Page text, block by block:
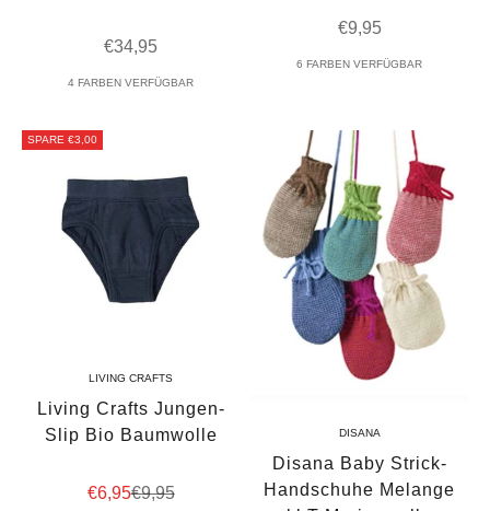
Angebot
€34,95
4 FARBEN VERFÜGBAR
Angebot
€9,95
6 FARBEN VERFÜGBAR
SPARE €3,00
LIVING CRAFTS
Living Crafts Jungen-
Slip Bio Baumwolle
Angebot
€6,95Regulärer Preis
€9,95
DISANA
Disana Baby Strick-
Handschuhe Melange